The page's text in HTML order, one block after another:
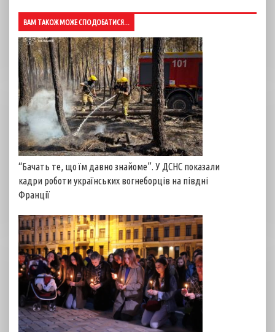
ВАМ ТАКОЖ МОЖЕ СПОДОБАТИСЯ...
“Бачать те, що їм давно знайоме”. У ДСНС показали
кадри роботи українських вогнеборців на півдні
Франції